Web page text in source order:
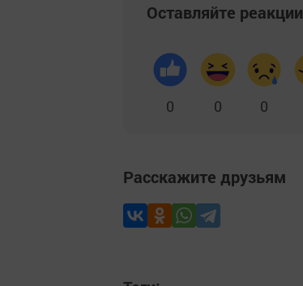
Оставляйте реакции
0 0 0
Расскажите друзьям